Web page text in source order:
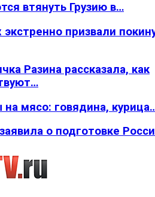
втянуть Грузию в…
призвали
Разина рассказала, как
мясо: говядина,
о подготовке